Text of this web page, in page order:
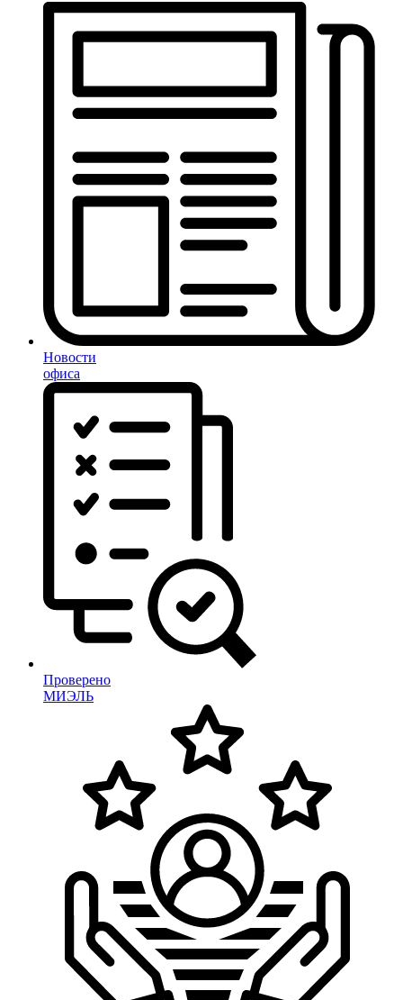
Новости
офиса
Проверено
МИЭЛЬ